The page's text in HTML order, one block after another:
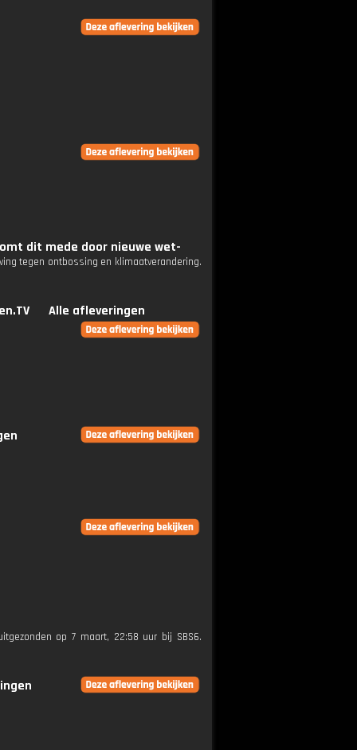
dit mede door nieuwe wet-
tegen ontbossing en klimaatverandering.
Alle afleveringen
op 7 maart, 22:58 uur bij SBS6.